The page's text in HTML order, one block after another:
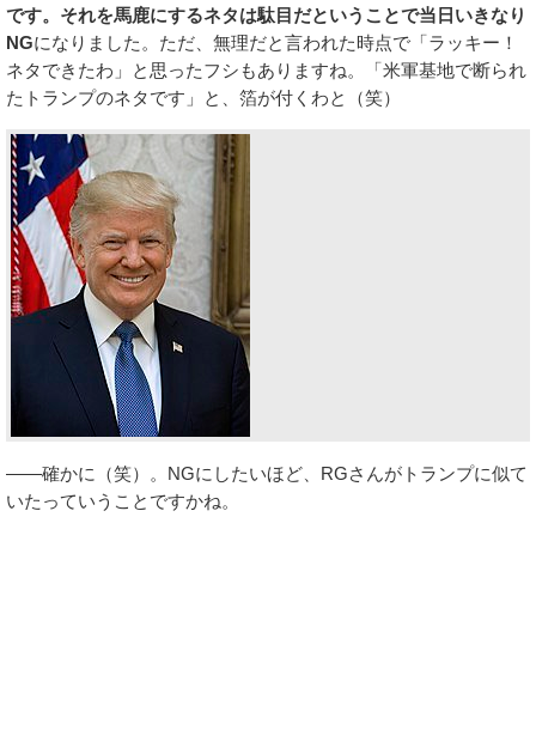
です。それを馬鹿にするネタは駄目だということで当日いきなり
NGになりました。ただ、無理だと言われた時点で「ラッキー！
ネタできたわ」と思ったフシもありますね。「米軍基地で断られ
たトランプのネタです」と、箔が付くわと（笑）
――確かに（笑）。NGにしたいほど、RGさんがトランプに似て
いたっていうことですかね。